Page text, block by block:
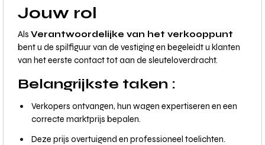
Jouw rol
Als Verantwoordelijke van het verkooppunt
bent u de spilfiguur van de vestiging en begeleidt u klanten
van het eerste contact tot aan de sleuteloverdracht.
Belangrijkste taken :
Verkopers ontvangen, hun wagen expertiseren en een
correcte marktprijs bepalen.
Deze prijs overtuigend en professioneel toelichten.